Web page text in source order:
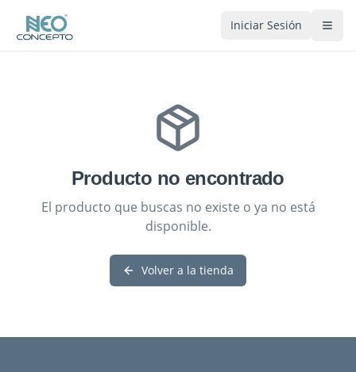
Iniciar Sesión
Producto no encontrado
El producto que buscas no existe o ya no está
disponible.
Volver a la tienda